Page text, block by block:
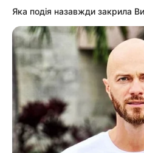
Яка подія назавжди закрила